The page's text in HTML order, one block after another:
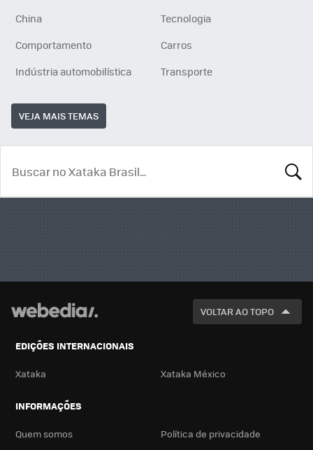
China
Tecnologia
Comportamento
Carros
Indústria automobilística
Transporte
VEJA MAIS TEMAS
VOLTAR AO TOPO
EDIÇÕES INTERNACIONAIS
Xataka Xataka México
INFORMAÇÕES
Quem somos Política de privacidade